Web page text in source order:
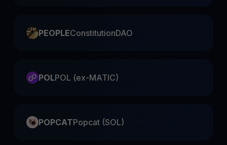
PEOPLEConstitutionDAO
POLPOL (ex-MATIC)
POPCATPopcat (SOL)